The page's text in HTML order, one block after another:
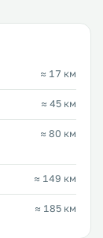
≈ 17 км
≈ 45 км
≈ 80 км
≈ 149 км
≈ 185 км